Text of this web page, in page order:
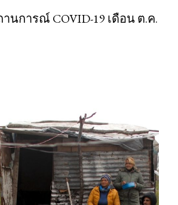
นการณ์ COVID-19 เดือน ต.ค.